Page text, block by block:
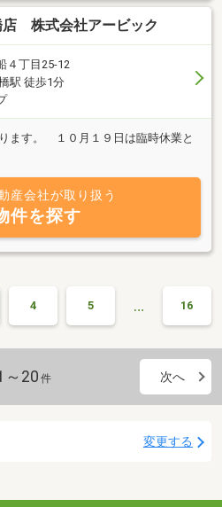
店 株式会社アービック
４丁目25-12
駅 徒歩1分
ます。 １０月１９日は臨時休業と
産会社が取り扱う
件を探す
4 5 … 16
～20 件 次へ
変更する